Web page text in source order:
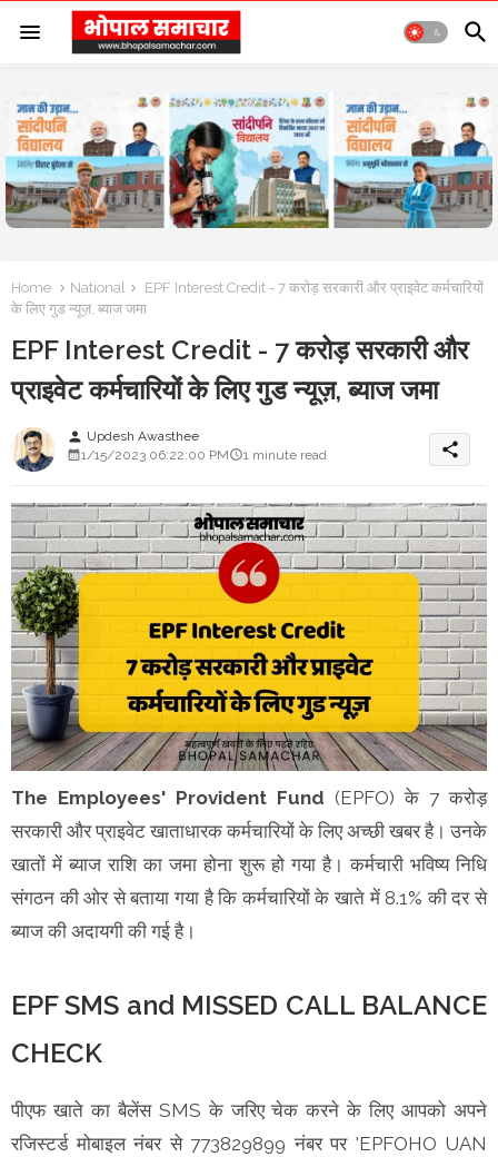
Home National
EPF Interest Credit - 7 करोड़ सरकारी और प्राइवेट कर्मचारियों
के लिए गुड न्यूज़, ब्याज जमा
EPF Interest Credit - 7 करोड़ सरकारी और
प्राइवेट कर्मचारियों के लिए गुड न्यूज़, ब्याज जमा
person Updesh Awasthee
1/15/2023 06:22:00 PM
1 minute read share
The Employees' Provident Fund (EPFO) के 7 करोड़
सरकारी और प्राइवेट खाताधारक कर्मचारियों के लिए अच्छी खबर है। उनके
खातों में ब्याज राशि का जमा होना शुरू हो गया है। कर्मचारी भविष्य निधि
संगठन की ओर से बताया गया है कि कर्मचारियों के खाते में 8.1% की दर से
ब्याज की अदायगी की गई है।
EPF SMS and MISSED CALL BALANCE
CHECK
पीएफ खाते का बैलेंस SMS के जरिए चेक करने के लिए आपको अपने
रजिस्टर्ड मोबाइल नंबर से 773829899 नंबर पर 'EPFOHO UAN